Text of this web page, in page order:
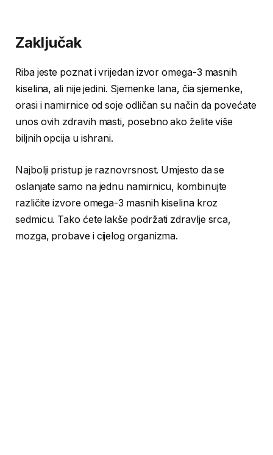
Zaključak
Riba jeste poznat i vrijedan izvor omega-3 masnih
kiselina, ali nije jedini. Sjemenke lana, čia sjemenke,
orasi i namirnice od soje odličan su način da povećate
unos ovih zdravih masti, posebno ako želite više
biljnih opcija u ishrani.
Najbolji pristup je raznovrsnost. Umjesto da se
oslanjate samo na jednu namirnicu, kombinujte
različite izvore omega-3 masnih kiselina kroz
sedmicu. Tako ćete lakše podržati zdravlje srca,
mozga, probave i cijelog organizma.